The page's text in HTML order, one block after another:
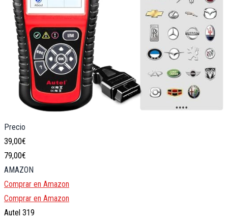
Precio
39,00€
79,00€
AMAZON
Comprar en Amazon
Comprar en Amazon
Autel 319